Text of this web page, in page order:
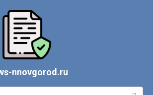
nnovgorod.ru